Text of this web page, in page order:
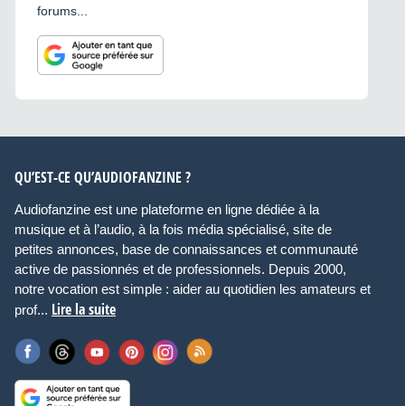
forums...
QU’EST-CE QU’AUDIOFANZINE ?
Audiofanzine est une plateforme en ligne dédiée à la
musique et à l’audio, à la fois média spécialisé, site de
petites annonces, base de connaissances et communauté
active de passionnés et de professionnels. Depuis 2000,
notre vocation est simple : aider au quotidien les amateurs et
prof... Lire la suite